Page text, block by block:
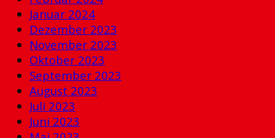
Januar 2024
Dezember 2023
November 2023
Oktober 2023
September 2023
August 2023
Juli 2023
Juni 2023